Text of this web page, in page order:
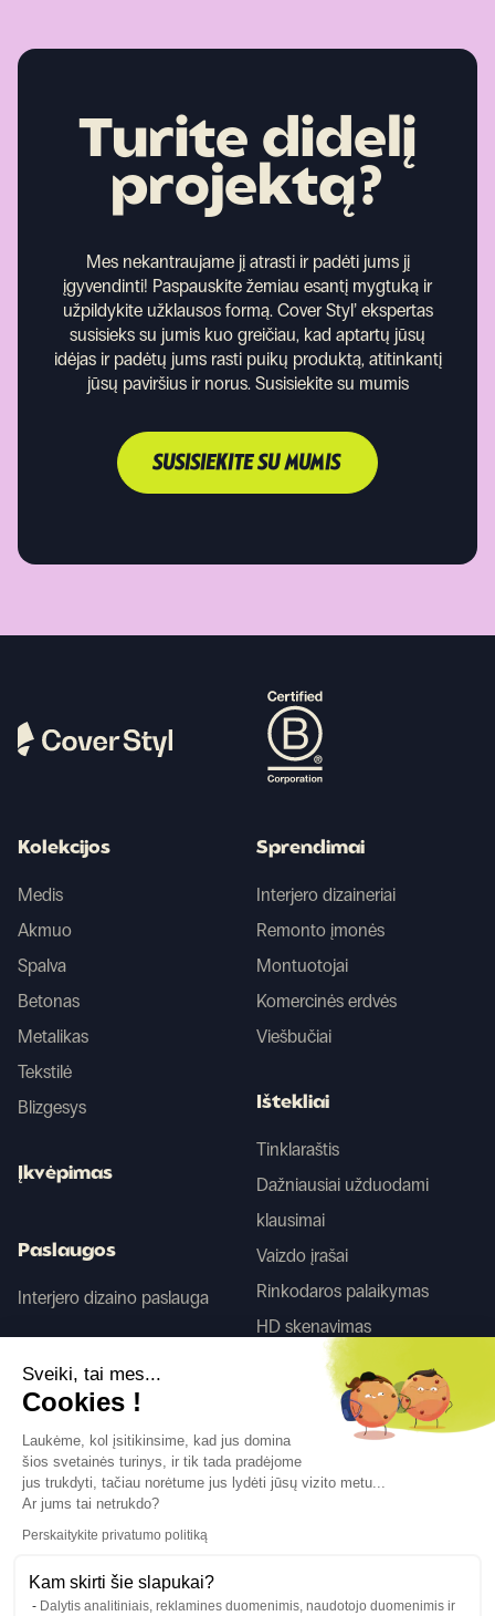
Turite didelį
projektą?
Mes nekantraujame jį atrasti ir padėti jums jį
įgyvendinti! Paspauskite žemiau esantį mygtuką ir
užpildykite užklausos formą. Cover Styl’ ekspertas
susisieks su jumis kuo greičiau, kad aptartų jūsų
idėjas ir padėtų jums rasti puikų produktą, atitinkantį
jūsų paviršius ir norus. Susisiekite su mumis
SUSISIEKITE SU MUMIS
Sekite mus
Kolekcijos
Medis
Akmuo
Spalva
Betonas
Metalikas
Tekstilė
Blizgesys
Įkvėpimas
Paslaugos
Interjero dizaino paslauga
Sprendimai
Interjero dizaineriai
Remonto įmonės
Montuotojai
Komercinės erdvės
Viešbučiai
Ištekliai
Tinklaraštis
Dažniausiai užduodami
klausimai
Vaizdo įrašai
Rinkodaros palaikymas
HD skenavimas
Sveiki, tai mes...
Cookies !
Laukėme, kol įsitikinsime, kad jus domina
šios svetainės turinys, ir tik tada pradėjome
jus trukdyti, tačiau norėtume jus lydėti jūsų vizito metu...
Ar jums tai netrukdo?
Perskaitykite privatumo politiką
Kam skirti šie slapukai?
Dalytis analitiniais, reklamines duomenimis, naudotojo duomenimis ir